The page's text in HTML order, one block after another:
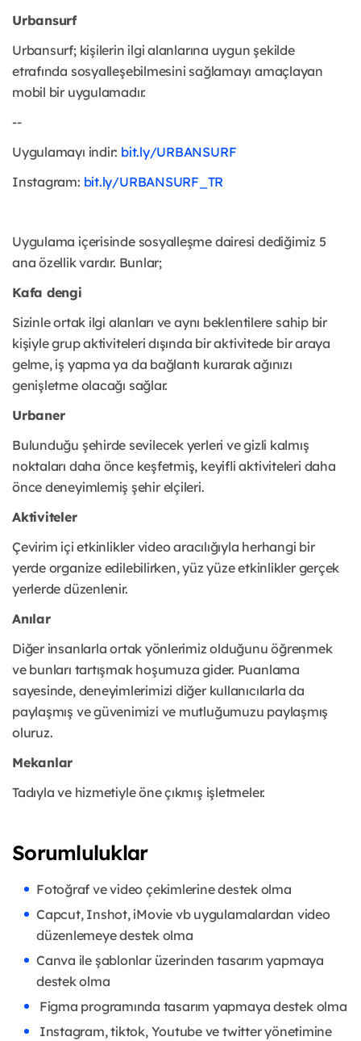
Urbansurf
Urbansurf; kişilerin ilgi alanlarına uygun şekilde
etrafında sosyalleşebilmesini sağlamayı amaçlayan
mobil bir uygulamadır.
--
Uygulamayı indir: bit.ly/URBANSURF
Instagram: bit.ly/URBANSURF_TR
Uygulama içerisinde sosyalleşme dairesi dediğimiz 5
ana özellik vardır. Bunlar;
Kafa dengi
Sizinle ortak ilgi alanları ve aynı beklentilere sahip bir
kişiyle grup aktiviteleri dışında bir aktivitede bir araya
gelme, iş yapma ya da bağlantı kurarak ağınızı
genişletme olacağı sağlar.
Urbaner
Bulunduğu şehirde sevilecek yerleri ve gizli kalmış
noktaları daha önce keşfetmiş, keyifli aktiviteleri daha
önce deneyimlemiş şehir elçileri.
Aktiviteler
Çevirim içi etkinlikler video aracılığıyla herhangi bir
yerde organize edilebilirken, yüz yüze etkinlikler gerçek
yerlerde düzenlenir.
Anılar
Diğer insanlarla ortak yönlerimiz olduğunu öğrenmek
ve bunları tartışmak hoşumuza gider. Puanlama
sayesinde, deneyimlerimizi diğer kullanıcılarla da
paylaşmış ve güvenimizi ve mutluğumuzu paylaşmış
oluruz.
Mekanlar
Tadıyla ve hizmetiyle öne çıkmış işletmeler.
Sorumluluklar
Fotoğraf ve video çekimlerine destek olma
Capcut, Inshot, iMovie vb uygulamalardan video
düzenlemeye destek olma
Canva ile şablonlar üzerinden tasarım yapmaya
destek olma
Figma programında tasarım yapmaya destek olma
Instagram, tiktok, Youtube ve twitter yönetimine